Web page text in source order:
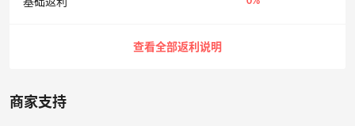
基础返利
查看全部返利说明
商家支持